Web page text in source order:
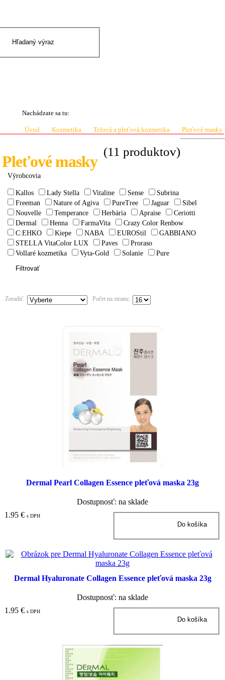
Nachádzate sa tu:
Úvod Kozmetika Telová a pleťová kozmetika Pleťové masky
Pleťové masky
(11 produktov)
Výrobcovia
Kallos Lady Stella Vitaline Sense
Subrina
Freeman
Nature of Agiva PureTree Jaguar
Sibel
Nouvelle
Temperance Herbária Apraise
Ceriotti
Dermal
Henna FarmaVita
Crazy Color Renbow
C:EHKO
Kiepe NABA EUROStil
GABBIANO
STELLA VitaColor LUX
Paves
Proraso
Vollaré kozmetika
Vyta-Gold Solanie Pure
Zoradiť: Počet na stranu:
Dermal Pearl Collagen Essence pleťová maska 23g
Dostupnosť: na sklade
1.95 € s DPH
Dermal Hyaluronate Collagen Essence pleťová maska 23g
Dostupnosť: na sklade
1.95 € s DPH